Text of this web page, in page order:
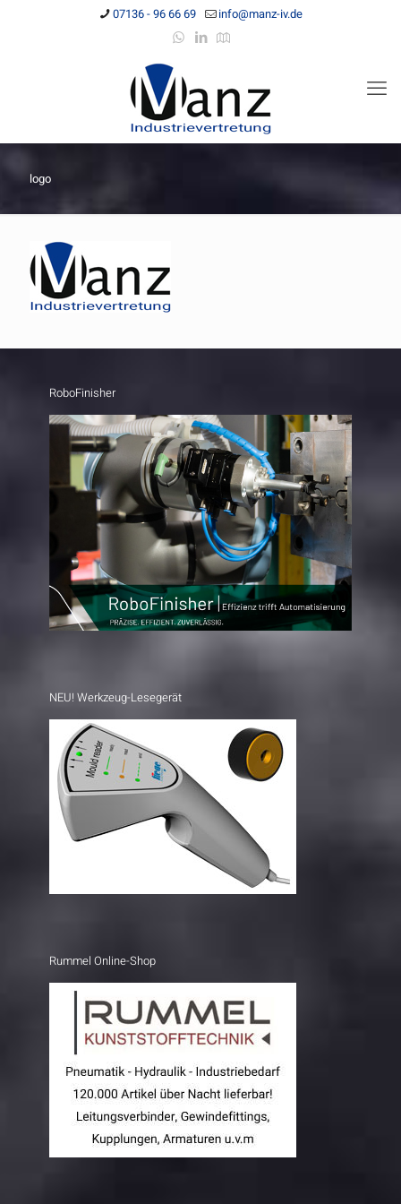
07136 - 96 66 69 info@manz-iv.de
logo
RoboFinisher
NEU! Werkzeug-Lesegerät
Rummel Online-Shop